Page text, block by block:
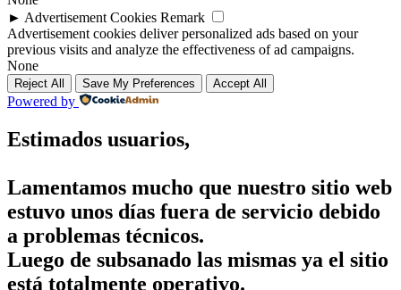
► Advertisement Cookies Remark
Advertisement cookies deliver personalized ads based on your
previous visits and analyze the effectiveness of ad campaigns.
None
Reject All Save My Preferences Accept All
Powered by
Estimados usuarios,
Lamentamos mucho que nuestro sitio web
estuvo unos días fuera de servicio debido
a problemas técnicos.
Luego de subsanado las mismas ya el sitio
está totalmente operativo.